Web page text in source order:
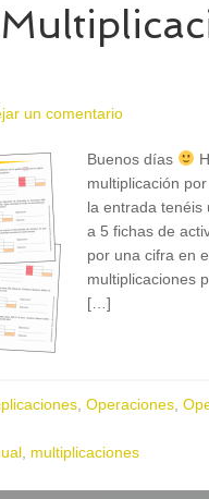
un comentario
Buenos días
multiplicación
la entrada tenéis
a 5 fichas de
por una cifra en
multiplicaciones
[…]
Operaciones
multiplicaciones